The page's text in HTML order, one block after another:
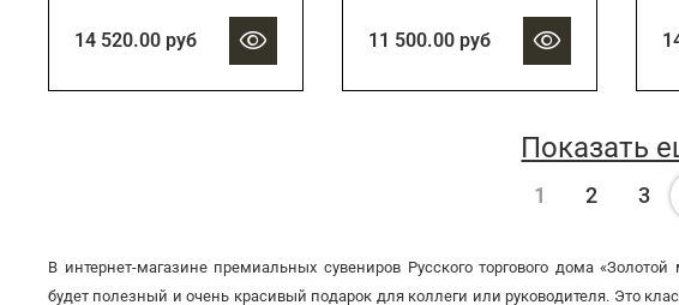
14 520.00 руб 11 500.00 руб
Показать
1 2 3
В интернет-магазине премиальных сувениров Русского торгового дома
будет полезный и очень красивый подарок для коллеги или руководителя. Это